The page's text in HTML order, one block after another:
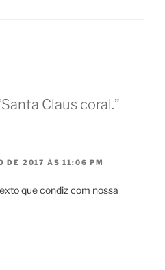
Claus coral.”
DE 2017 ÀS 11:06 PM
que condiz com nossa